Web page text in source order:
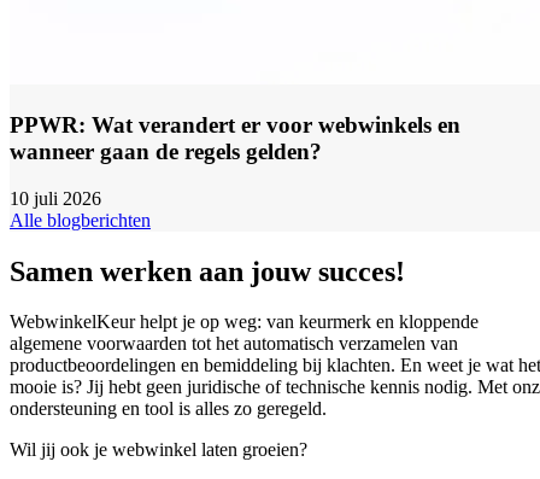
PPWR: Wat verandert er voor webwinkels en
wanneer gaan de regels gelden?
10 juli 2026
Alle blogberichten
Samen werken aan jouw succes!
WebwinkelKeur helpt je op weg: van keurmerk en kloppende
algemene voorwaarden tot het automatisch verzamelen van
productbeoordelingen en bemiddeling bij klachten. En weet je wat het
mooie is? Jij hebt geen juridische of technische kennis nodig. Met
ondersteuning en tool is alles zo geregeld.
Wil jij ook je webwinkel laten groeien?